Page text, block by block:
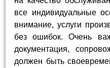
все индивидуальные
внимание, услуги
без ошибок. Очень
документация,
должен быть